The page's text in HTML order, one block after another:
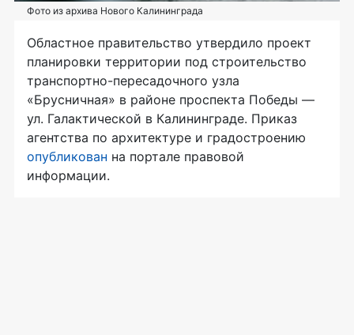
Фото из архива Нового Калининграда
Областное правительство утвердило проект
планировки территории под строительство
транспортно-пересадочного узла
«Брусничная» в районе проспекта Победы —
ул. Галактической в Калининграде. Приказ
агентства по архитектуре и градостроению
опубликован на портале правовой
информации.